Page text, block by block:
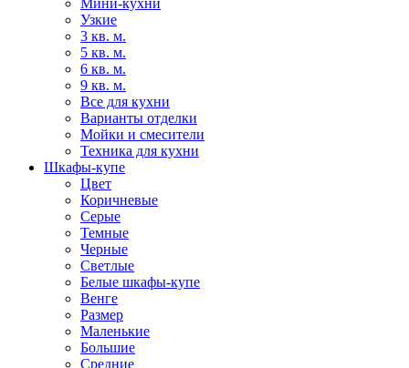
Мини-кухни
Узкие
3 кв. м.
5 кв. м.
6 кв. м.
9 кв. м.
Все для кухни
Варианты отделки
Мойки и смесители
Техника для кухни
Шкафы-купе
Цвет
Коричневые
Серые
Темные
Черные
Светлые
Белые шкафы-купе
Венге
Размер
Маленькие
Большие
Средние